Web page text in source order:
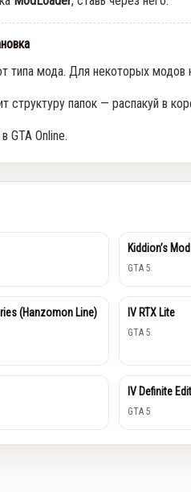
типа мода. Для некоторых
структуру папок — распакуй в
GTA Online.
Kiddion’s Mod
GTA 5
(Hanzomon Line)
IV RTX Lite
GTA 5
IV Definite
GTA 5